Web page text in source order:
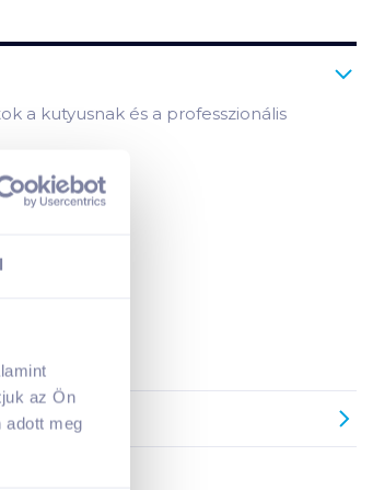
az Ön
adott meg
A kosarad jelenleg üres.
a kutyusnak és a professzionális